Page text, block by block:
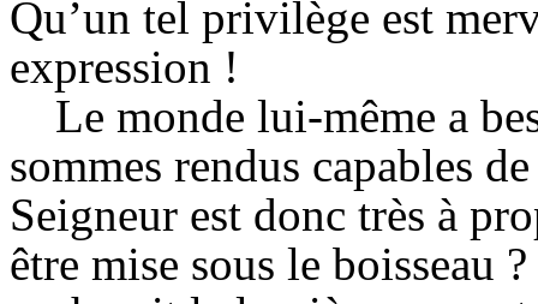
Qu’un tel privilège est
expression !
Le monde lui-même a
sommes rendus capables
Seigneur est donc très à
être mise sous le boisseau